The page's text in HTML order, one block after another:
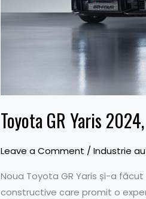
Toyota GR Yaris
Leave a Comment / Industrie
Noua Toyota GR Yaris și-a
constructive care promit o
mare